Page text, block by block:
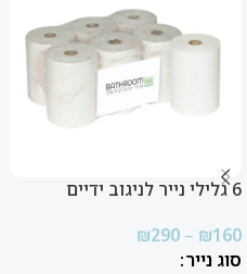
6 גלילי נייר לניגוב ידיים
₪160
–
₪290
סוג נייר